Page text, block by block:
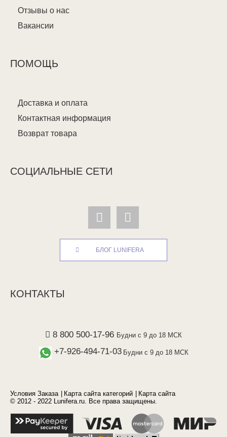
Отзывы о нас
Вакансии
ПОМОЩЬ
Доставка и оплата
Контактная информация
Возврат товара
СОЦИАЛЬНЫЕ СЕТИ
БЛОГ LUNIFERA
КОНТАКТЫ
8 800 500-17-96 Будни с 9 до 18 МСК
+7-926-494-71-03 Будни с 9 до 18 МСК
Условия Заказа Карта сайта категорий
Карта сайта
© 2012 - 2022 Lunifera.ru. Все права защищены.